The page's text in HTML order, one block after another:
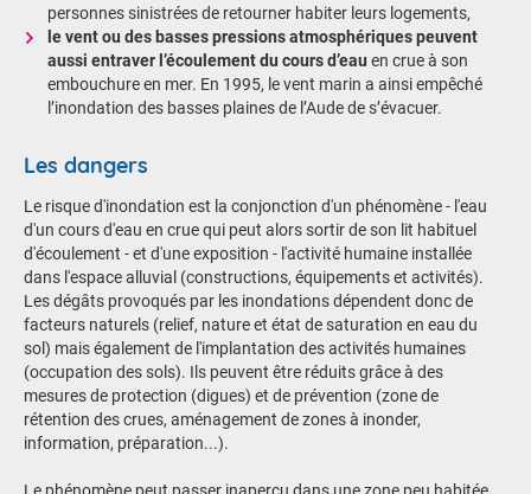
personnes sinistrées de retourner habiter leurs logements,
le vent ou des basses pressions atmosphériques peuvent
aussi entraver l’écoulement du cours d’eau en crue à son
embouchure en mer. En 1995, le vent marin a ainsi empêché
l’inondation des basses plaines de l’Aude de s’évacuer.
Les dangers
Le risque d'inondation est la conjonction d'un phénomène - l'eau
d'un cours d'eau en crue qui peut alors sortir de son lit habituel
d'écoulement - et d'une exposition - l'activité humaine installée
dans l'espace alluvial (constructions, équipements et activités).
Les dégâts provoqués par les inondations dépendent donc de
facteurs naturels (relief, nature et état de saturation en eau du
sol) mais également de l'implantation des activités humaines
(occupation des sols). Ils peuvent être réduits grâce à des
mesures de protection (digues) et de prévention (zone de
rétention des crues, aménagement de zones à inonder,
information, préparation...).